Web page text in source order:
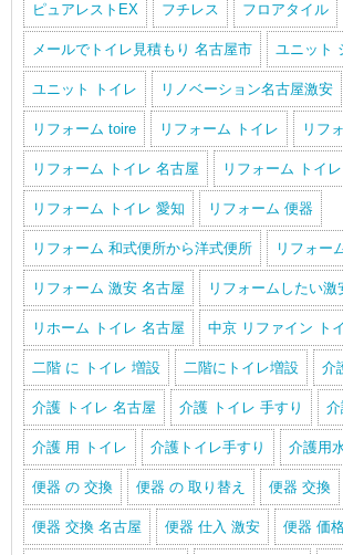
ピュアレストEX フチレス フロアタイル
メールでトイレ見積もり 名古屋市 ユニット
ユニット トイレ リノベーション名古屋激安
リフォーム toire リフォーム トイレ リフ
リフォーム トイレ 名古屋 リフォーム トイ
リフォーム トイレ 愛知 リフォーム 便器
リフォーム 和式便所から洋式便所 リフォー
リフォーム 激安 名古屋 リフォームしたい激
リホーム トイレ 名古屋 中京 リファイン ト
二階 に トイレ 増設 二階にトイレ増設 介
介護 トイレ 名古屋 介護 トイレ 手すり
介護 用 トイレ 介護トイレ手すり 介護用
便器 の 交換 便器 の 取り替え 便器 交換
便器 交換 名古屋 便器 仕入 激安 便器 価